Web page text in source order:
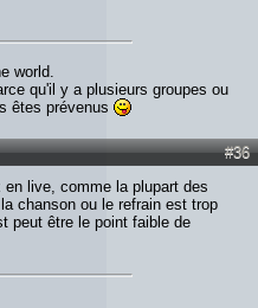
world.
qu'il y a plusieurs groupes ou
êtes prévenus
#36
live, comme la plupart des
chanson ou le refrain est trop
peut être le point faible de